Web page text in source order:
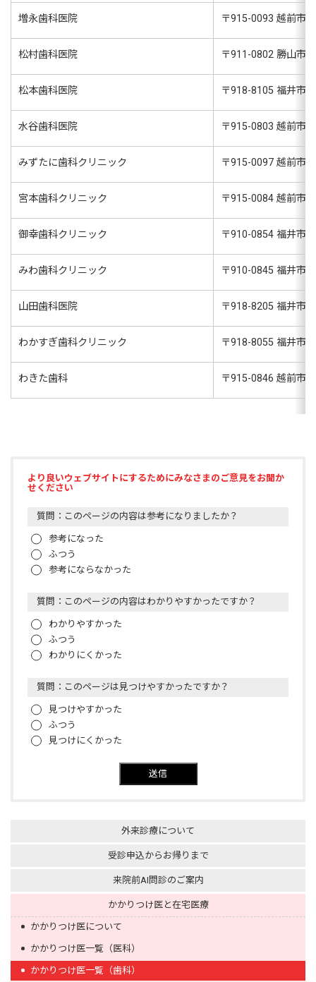
増永歯科医院 〒915-0093 越前市
松村歯科医院 〒911-0802 勝山市
松本歯科医院 〒918-8105 福井市
水谷歯科医院 〒915-0803 越前市
みずたに歯科クリニック 〒915-0097 越前市
宮本歯科クリニック 〒915-0084 越前市
御幸歯科クリニック 〒910-0854 福井市
みわ歯科クリニック 〒910-0845 福井市
山田歯科医院 〒918-8205 福井市
わかすぎ歯科クリニック 〒918-8055 福井市
わきた歯科 〒915-0846 越前市
より良いウェブサイトにするためにみなさまのご意見をお聞か
せください
質問：このページの内容は参考になりましたか？
参考になった
ふつう
参考にならなかった
質問：このページの内容はわかりやすかったですか？
わかりやすかった
ふつう
わかりにくかった
質問：このページは見つけやすかったですか？
見つけやすかった
ふつう
見つけにくかった
送信
外来診療について
受診申込からお帰りまで
来院前AI問診のご案内
かかりつけ医と在宅医療
かかりつけ医について
かかりつけ医一覧（医科）
かかりつけ医一覧（歯科）